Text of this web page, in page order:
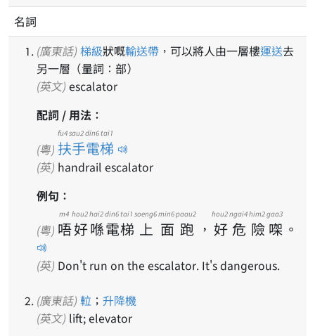
名詞
(廣東話) 梯級狀嘅輸送帶 ，可以將人由一層樓運送去
另一層（量詞：部）
(英文) escalator
配詞 / 用法：
(粵) 扶手電梯
fu4 sau2 din6 tai1
(英) handrail escalator
例句：
(粵) 唔
m4
好
hou2
喺
hai2
電
din6
梯
tai1
上
soeng6
面
min6
跑
paau2
， 好
hou2
危
ngai4
險
him2
㗎
gaa3
。
(英) Don't run on the escalator. It's dangerous.
(廣東話) 𨋢 ； 升降機
(英文) lift; elevator